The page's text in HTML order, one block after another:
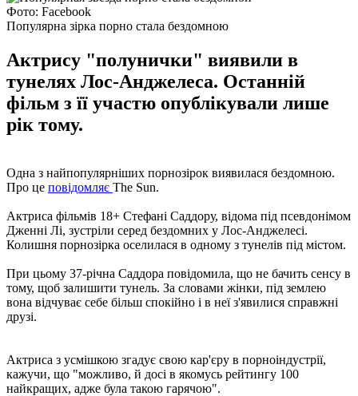
Фото: Facebook
Популярна зірка порно стала бездомною
Актрису "полунички" виявили в
тунелях Лос-Анджелеса. Останній
фільм з її участю опублікували лише
рік тому.
Одна з найпопулярніших порнозірок виявилася бездомною.
Про це повідомляє The Sun.
Актриса фільмів 18+ ​​Стефані Саддору, відома під псевдонімом
Дженні Лі, зустріли серед бездомних у Лос-Анджелесі.
Колишня порнозірка оселилася в одному з тунелів під містом.
При цьому 37-річна Саддора повідомила, що не бачить сенсу в
тому, щоб залишити тунель. За словами жінки, під землею
вона відчуває себе більш спокійно і в неї з'явилися справжні
друзі.
Актриса з усмішкою згадує свою кар'єру в порноіндустрії,
кажучи, що "можливо, й досі в якомусь рейтингу 100
найкращих, адже була такою гарячою".